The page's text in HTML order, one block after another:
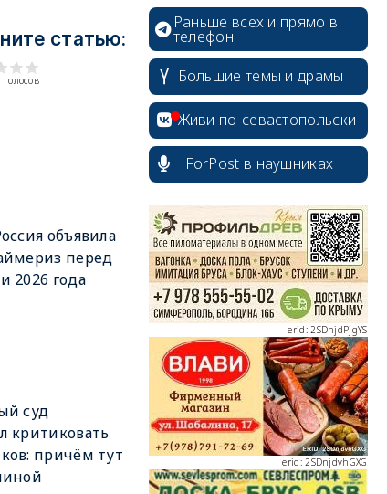
статью:
объявила
перед
2026 года
суд
критиковать
причём тут
Раньше всех и прямо в
телефон
Большие темы и драмы
Живи по-севастопольски
ForPost в наушниках
erid: 2SDnjdPjgYS
erid: 2SDnjdvhGXG